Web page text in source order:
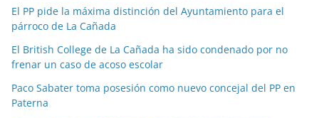
a
s
p
o
m
El PP pide la máxima distinción del Ayuntamiento para el
párroco de La Cañada
El British College de La Cañada ha sido condenado por no
frenar un caso de acoso escolar
Paco Sabater toma posesión como nuevo concejal del PP en
Paterna